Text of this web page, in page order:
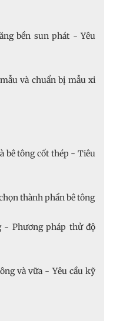
bền sun phát - Yêu
và chuẩn bị mẫu xi
bê tông cốt thép - Tiêu
thành phần bê tông
- Phương pháp thử độ
và vữa - Yêu cầu kỹ